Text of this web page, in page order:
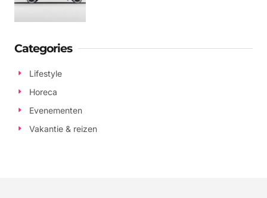
Categories
Lifestyle
Horeca
Evenementen
Vakantie & reizen